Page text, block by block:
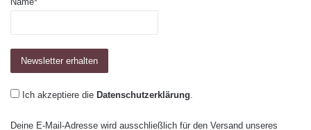
Ich akzeptiere die Datenschutzerklärung.
Deine E-Mail-Adresse wird ausschließlich für den Versand unseres